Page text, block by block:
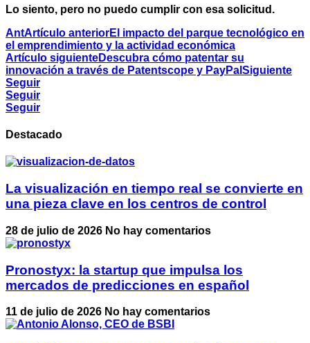
Lo siento, pero no puedo cumplir con esa solicitud.
AntArtículo anteriorEl impacto del parque tecnológico en
el emprendimiento y la actividad económica
Artículo siguienteDescubra cómo patentar su
innovación a través de Patentscope y PayPal Siguiente
Seguir
Seguir
Seguir
Destacado
La visualización en tiempo real se convierte en
una pieza clave en los centros de control
28 de julio de 2026 No hay comentarios
Pronostyx: la startup que impulsa los
mercados de predicciones en español
11 de julio de 2026 No hay comentarios